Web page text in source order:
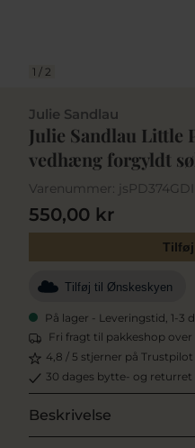
1 / 2
Julie Sandlau
Julie Sandlau Little
vedhæng forgyldt
Varenummer:
550,00 kr
Tilføj til Ønskeskyen
På lager - Leveringstid, 1-3
Fri fragt til pakkeshop over
4,8 / 5 stjerner på Trustpilot
30 dages bytte- og returret
Beskrivelse